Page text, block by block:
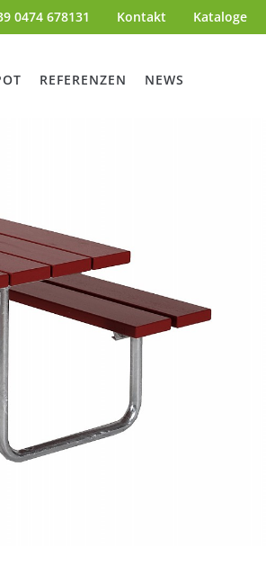
0474 678131 Kontakt Kataloge
REFERENZEN NEWS